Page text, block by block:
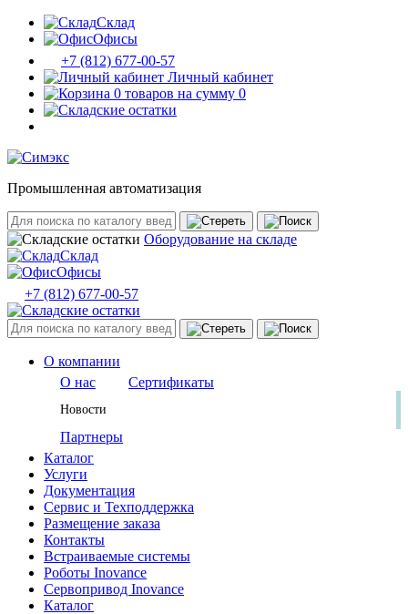
Склад
Офисы
+7 (812) 677-00-57
Личный кабинет
0 товаров на сумму 0
Промышленная автоматизация
Оборудование на складе
Склад
Офисы
+7 (812) 677-00-57
О компании
О нас
Сертификаты
Новости
Партнеры
Каталог
Услуги
Документация
Сервис и Техподдержка
Размещение заказа
Контакты
Встраиваемые системы
Роботы Inovance
Сервопривод Inovance
Каталог